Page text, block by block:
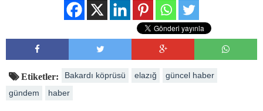
Etiketler: Bakardı köprüsü elazığ
güncel haber
gündem
haber